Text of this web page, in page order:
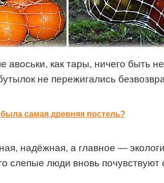
как тары, ничего быть
не пережигались
самая древняя постель?
надёжная, а главное —
слепые люди вновь